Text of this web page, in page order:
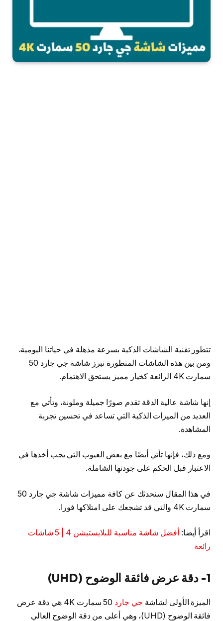
تتطور تقنية الشاشات الذكية بسرعة مذهلة في حياتنا اليومية،
ومن بين هذه الشاشات المتطورة تبرز شاشة جي جارد 50
سمارت 4K الرائعة كخيار مميز يستحق الاهتمام.
إنها شاشة عالية الدقة تقدم صورًا جميلة وملونة، وتأتي مع
العديد من الميزات الذكية التي تساعد في تحسين تجربة
المشاهدة.
ومع ذلك، فإنها تأتي أيضًا مع بعض العيوب التي يجب أخذها في
الاعتبار قبل الحكم على جودتها الشاملة.
في هذا المقال سنحدثك عن كافة مميزات شاشة جي جارد 50
سمارت 4K والتي قد تشجعك على امتلاكها فورا.
اقرأ أيضا:
أفضل شاشة مناسبة للبلايستيشن 4 | 5 شاشات
رائعة
1- دقة عرض فائقة الوضوح (UHD)
الميزة الأولى لشاشة جي جارد
50 سمارت 4K هي دقة عرض
فائقة الوضوح (UHD)، وهي أعلى من دقة الوضوح العالي